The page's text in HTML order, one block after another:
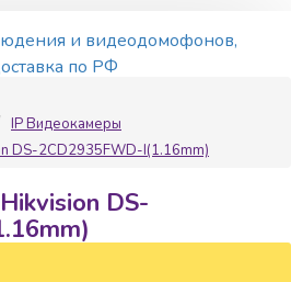
IP Видеокамеры
DS-2CD2935FWD-I(1.16mm)
DS-